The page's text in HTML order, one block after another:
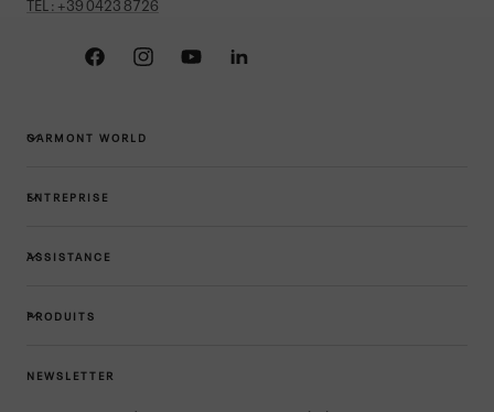
FacebookInstagramYouTubeLinkedin
GARMONT WORLD
ENTREPRISE
ASSISTANCE
PRODUITS
NEWSLETTER